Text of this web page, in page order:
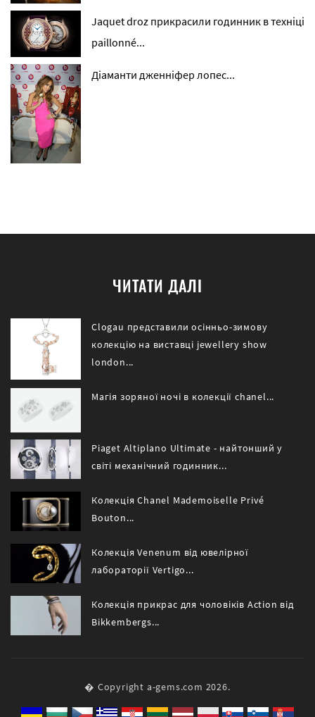
Jaquet droz прикрасили годинник в техніці
paillonné...
Діаманти дженніфер лопес...
ЧИТАТИ ДАЛІ
Clogau представили осінньо-зимову
колекцію на виставці jewellery show
london...
Магія зоряної ночі в колекції chanel...
Piaget Altiplano Ultimate - найтонший у
світі механічний годинник...
Колекція Chanel Mademoiselle Privé
Bouton...
Колекція Venenum від ювелірної
лабораторії Vertigo...
Колекція прикрас для чоловіків Action від
Bikkembergs...
� Copyright a-gems.com 2026.